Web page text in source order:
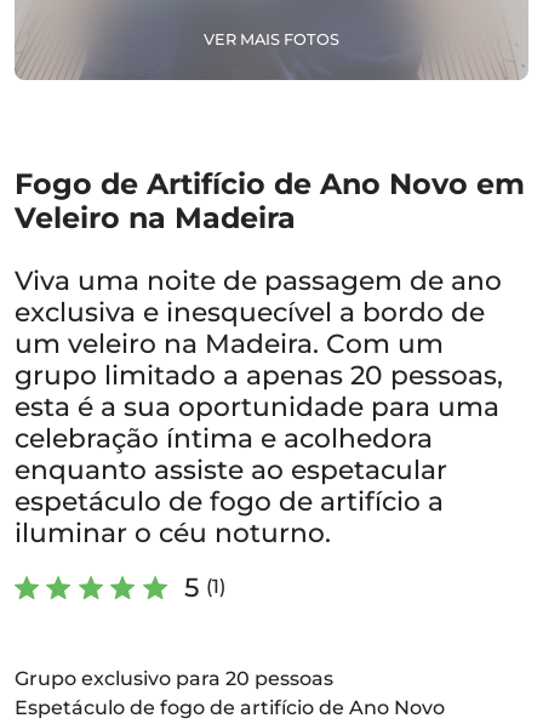
VER MAIS FOTOS
Fogo de Artifício de Ano Novo em
Veleiro na Madeira
Viva uma noite de passagem de ano
exclusiva e inesquecível a bordo de
um veleiro na Madeira. Com um
grupo limitado a apenas 20 pessoas,
esta é a sua oportunidade para uma
celebração íntima e acolhedora
enquanto assiste ao espetacular
espetáculo de fogo de artifício a
iluminar o céu noturno.
5 (1)
Grupo exclusivo para 20 pessoas
Espetáculo de fogo de artifício de Ano Novo